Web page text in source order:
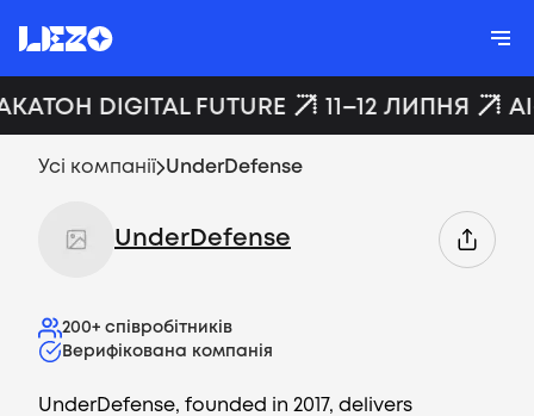
DIGITAL FUTURE 11–12 ЛИПНЯ
Усі компанії UnderDefense
UnderDefense
200+ співробітників
Верифікована компанія
UnderDefense, founded in 2017, delivers